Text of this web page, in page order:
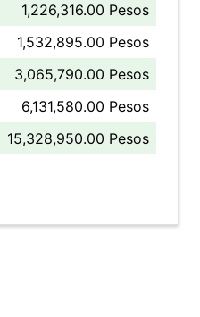
1,226,316.00 Pesos
1,532,895.00 Pesos
3,065,790.00 Pesos
6,131,580.00 Pesos
15,328,950.00 Pesos